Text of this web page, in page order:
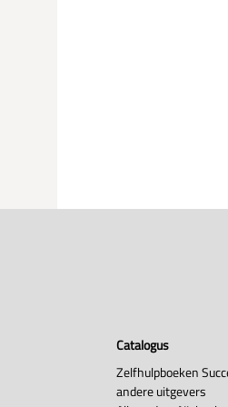
Catalogus
Zelfhulpboeken
andere uitgevers